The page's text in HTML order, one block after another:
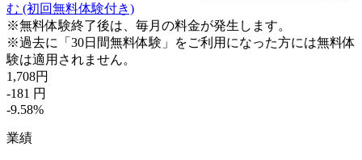
む (初回無料体験付き)
※無料体験終了後は、毎月の料金が発生します。
※過去に「30日間無料体験」をご利用になった方には無料体
験は適用されません。
1,708円
-181 円
-9.58%
業績